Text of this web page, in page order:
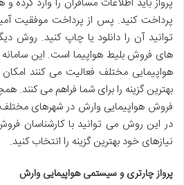
پرداخت کنید. پس از پرداخت موفقیت
توانید آن را دانلود یا چاپ کنید. روش
های فروش بلیط هواپیما است. این
هواپیمایی مختلف فعالیت می کنند
بهترین گزینه را برای شما فراهم می کنند.
فروش هواپیمایی وارش در شهرهای مختلف
در این روش می توانید با کارشناسان
نیازهای خود بهترین گزینه را انتخاب کنید.
پرواز چارتری و سیستمی هواپیمایی وارش